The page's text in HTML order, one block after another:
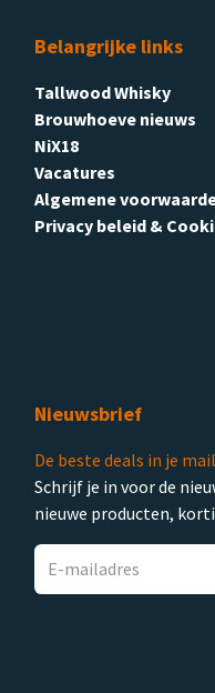
Belangrijke links
Tallwood Whisky
Brouwhoeve nieuws
NiX18
Vacatures
Algemene
Privacy beleid &
Nieuwsbrief
De beste deals in je
Schrijf je in voor de
nieuwe producten,